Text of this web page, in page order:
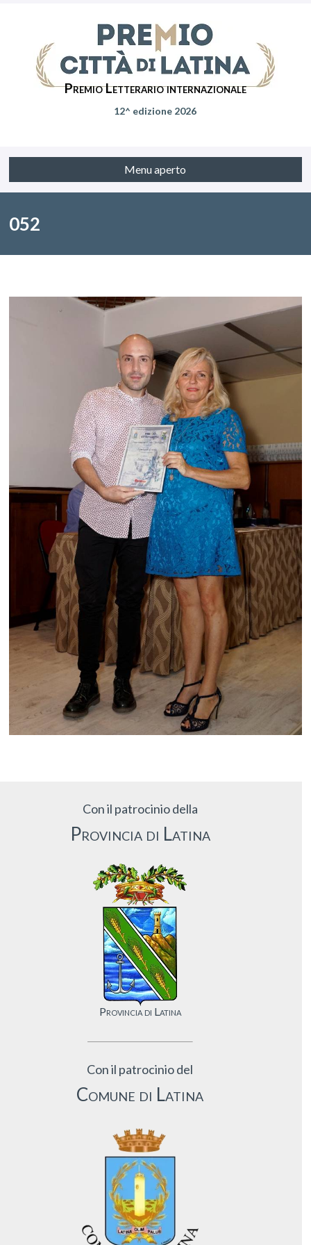
Premio Letterario internazionale
12^ edizione 2026
Menu aperto
052
Con il patrocinio della
Provincia di Latina
Provincia di Latina
Con il patrocinio del
Comune di Latina